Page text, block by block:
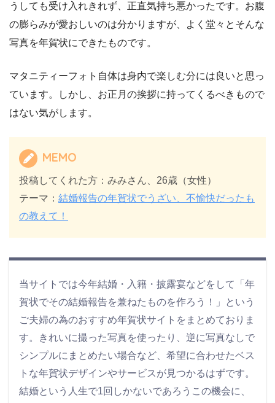
うしても受け入れきれず、正直気持ち悪かったです。お腹
の膨らみが愛おしいのは分かりますが、よく堂々とそんな
写真を年賀状にできたものです。
マタニティーフォト自体は身内で楽しむ分には良いと思っ
ています。しかし、お正月の挨拶に持ってくるべきもので
はない気がします。
MEMO
投稿してくれた方：みみさん、26歳（女性）
テーマ： 結婚報告の年賀状でうざい、不愉快だったも
の教えて！
当サイトでは今年結婚・入籍・披露宴などをして「年
賀状でその結婚報告を兼ねたものを作ろう！」という
ご夫婦の為のおすすめ年賀状サイトをまとめておりま
す。きれいに撮った写真を使ったり、逆に写真なしで
シンプルにまとめたい場合など、希望に合わせたベス
トな年賀状デザインやサービスが見つかるはずです。
結婚という人生で1回しかないであろうこの機会に、